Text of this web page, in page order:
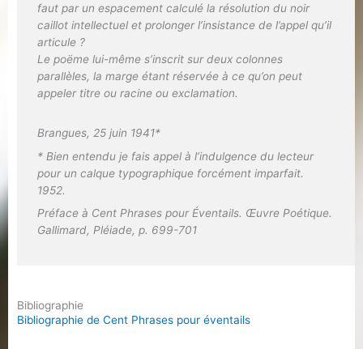
faut par un espacement calculé la résolution du noir
caillot intellectuel et prolonger l’insistance de l’appel qu’il
articule ?
Le poëme lui-même s’inscrit sur deux colonnes
parallèles, la marge étant réservée à ce qu’on peut
appeler titre ou racine ou exclamation.
Brangues, 25 juin 1941*
* Bien entendu je fais appel à l’indulgence du lecteur
pour un calque typographique forcément imparfait.
1952.
Préface à Cent Phrases pour Éventails. Œuvre Poétique.
Gallimard, Pléiade, p. 699-701
Bibliographie
Bibliographie de Cent Phrases pour éventails